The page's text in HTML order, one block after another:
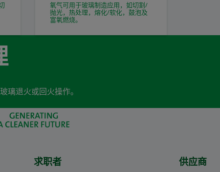
氧气可用于玻璃制造应用，如切割/
抛光，热处理，熔化/软化，鼓泡及
富氧燃烧。
璃退火或回火操作。
求职者 供应商